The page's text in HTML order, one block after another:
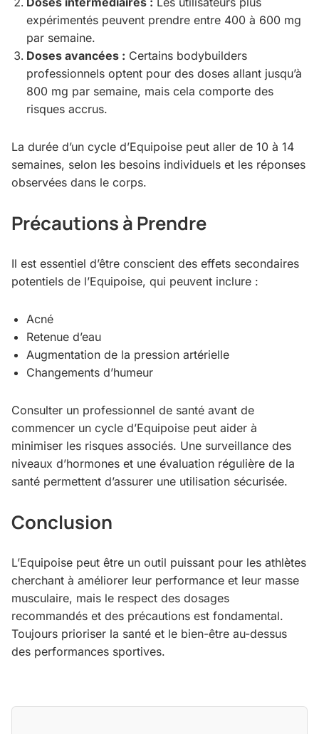
expérimentés peuvent prendre entre 400 à 600 mg
par semaine.
Doses avancées : Certains bodybuilders
professionnels optent pour des doses allant jusqu’à
800 mg par semaine, mais cela comporte des
risques accrus.
La durée d’un cycle d’Equipoise peut aller de 10 à 14
semaines, selon les besoins individuels et les réponses
observées dans le corps.
Précautions à Prendre
Il est essentiel d’être conscient des effets secondaires
potentiels de l’Equipoise, qui peuvent inclure :
Acné
Retenue d’eau
Augmentation de la pression artérielle
Changements d’humeur
Consulter un professionnel de santé avant de
commencer un cycle d’Equipoise peut aider à
minimiser les risques associés. Une surveillance des
niveaux d’hormones et une évaluation régulière de la
santé permettent d’assurer une utilisation sécurisée.
Conclusion
L’Equipoise peut être un outil puissant pour les athlètes
cherchant à améliorer leur performance et leur masse
musculaire, mais le respect des dosages
recommandés et des précautions est fondamental.
Toujours prioriser la santé et le bien-être au-dessus
des performances sportives.